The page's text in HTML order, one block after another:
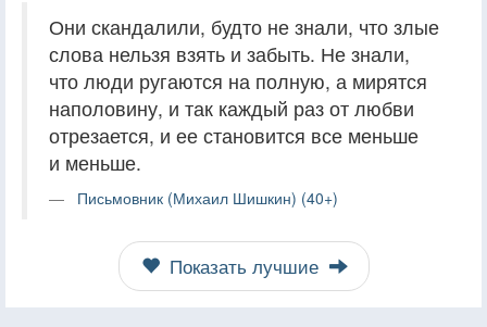
Они скандалили, будто не знали, что злые
слова нельзя взять и забыть. Не знали,
что люди ругаются на полную, а мирятся
наполовину, и так каждый раз от любви
отрезается, и ее становится все меньше
и меньше.
Письмовник (Михаил Шишкин) (40+)
Показать лучшие